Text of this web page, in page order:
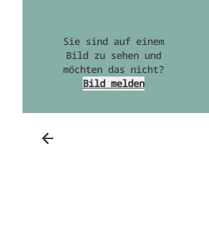
Sie sind auf einem
Bild zu sehen und
möchten das nicht?
Bild melden